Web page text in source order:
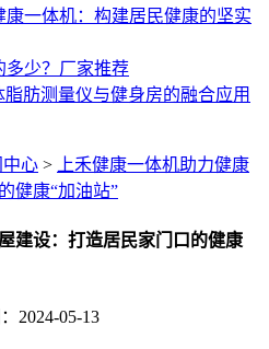
一体机：构建居民健康的坚实
多少？厂家推荐
脂肪测量仪与健身房的融合应用
心 >
上禾健康一体机助力健康
健康“加油站”
建设：打造居民家门口的健康
2024-05-13